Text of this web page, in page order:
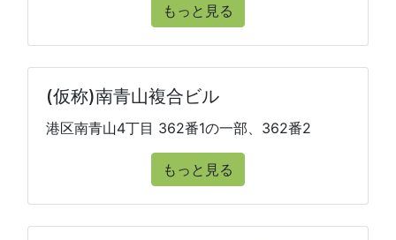
もっと見る
(仮称)南青山複合ビル
港区南青山4丁目 362番1の一部、362番2
もっと見る